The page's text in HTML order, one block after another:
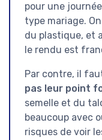
pour une
type mariage.
du plastique, et
le rendu est
Par contre, il
pas leur point
semelle et du
beaucoup avec
risques de voir